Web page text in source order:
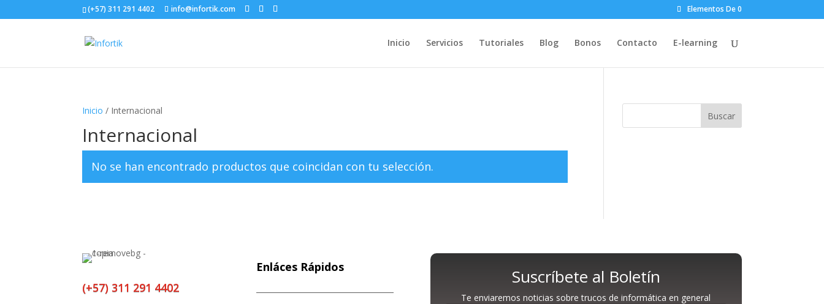
(+57) 311 291 4402 info@infortik.com Elementos De 0
Inicio Servicios Tutoriales Blog Bonos Contacto E-learning
Inicio / Internacional
Internacional
No se han encontrado productos que coincidan con tu selección.
Buscar
(+57) 311 291 4402
Enláces Rápidos Suscríbete al Boletín
Te enviaremos noticias sobre trucos de informática en general